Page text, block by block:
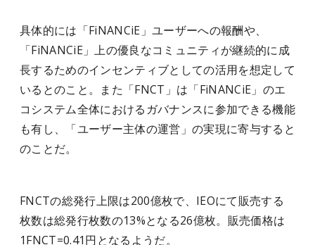
具体的には「FiNANCiE」ユーザーへの報酬や、
「FiNANCiE」上の優良なコミュニティが継続的に成
長するためのインセンティブとしての活用を想定して
いるとのこと。また「FNCT」は「FiNANCiE」のエ
コシステム全体におけるガバナンスに参加できる機能
も有し、「ユーザー主体の運営」の実現に寄与すると
のことだ。
FNCTの総発行上限は200億枚で、IEOにて販売する
枚数は総発行枚数の13%となる26億枚。販売価格は
1FNCT=0.41円となるようだ。